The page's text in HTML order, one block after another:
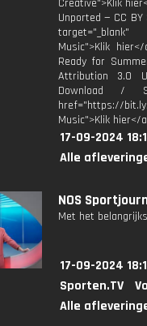
Creative">Klik
Unported — CC
Music">Klik
Ready for
Attribution 3.0
Download /
href="https://
Music">Klik hier</
17-09-2024
Alle
NOS
Met het
17-09-2024
Sporten.TV
Alle